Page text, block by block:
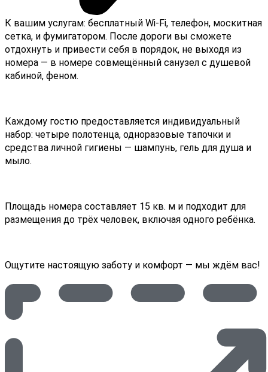
К вашим услугам: бесплатный Wi-Fi, телефон, москитная
сетка, и фумигатором. После дороги вы сможете
отдохнуть и привести себя в порядок, не выходя из
номера — в номере совмещённый санузел с душевой
кабиной, феном.
Каждому гостю предоставляется индивидуальный
набор: четыре полотенца, одноразовые тапочки и
средства личной гигиены — шампунь, гель для душа и
мыло.
Площадь номера составляет 15 кв. м и подходит для
размещения до трёх человек, включая одного ребёнка.
Ощутите настоящую заботу и комфорт — мы ждём вас!